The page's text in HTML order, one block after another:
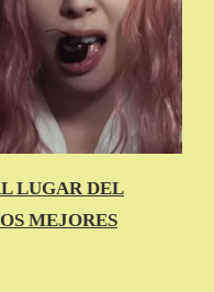
LUGAR DEL
MEJORES